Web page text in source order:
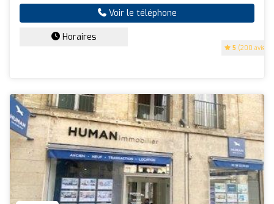
5 (200 avis)
Voir le téléphone
Horaires